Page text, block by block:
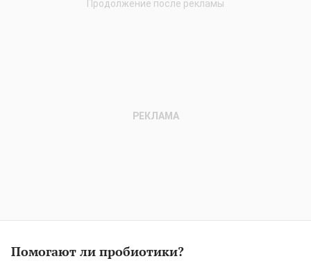
Помогают ли пробиотики?